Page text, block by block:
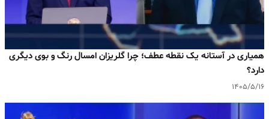
همیاری در آستانه یک نقطه عطف؛ چرا گلریزان امسال رنگ و بوی دیگری
دارد؟
۱۴۰۵/۵/۱۶